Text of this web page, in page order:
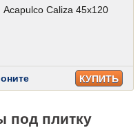
Acapulco Caliza 45x120
КУПИТЬ
под плитку